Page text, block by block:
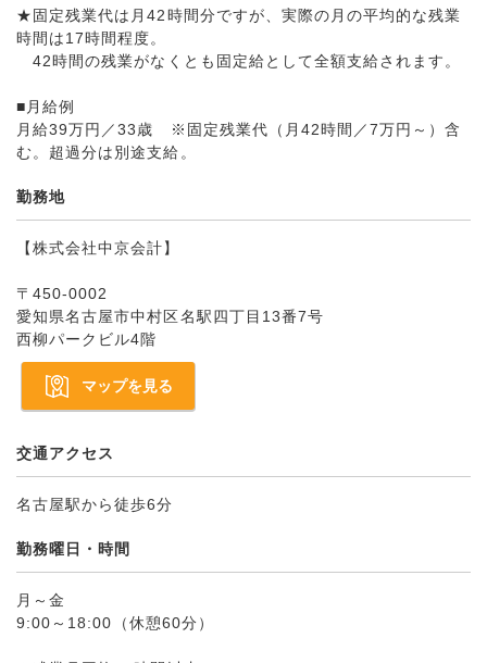
★固定残業代は月42時間分ですが、実際の月の平均的な残業
時間は17時間程度。
42時間の残業がなくとも固定給として全額支給されます。
■月給例
月給39万円／33歳 ※固定残業代（月42時間／7万円～）含
む。超過分は別途支給。
勤務地
【株式会社中京会計】
〒450-0002
愛知県名古屋市中村区名駅四丁目13番7号
西柳パークビル4階
マップを見る
交通アクセス
名古屋駅から徒歩6分
勤務曜日・時間
月～金
9:00～18:00（休憩60分）